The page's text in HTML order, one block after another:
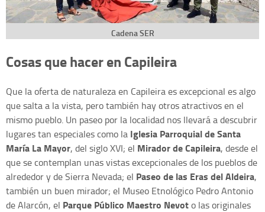
Cadena SER
Cosas que hacer en Capileira
Que la oferta de naturaleza en Capileira es excepcional es algo
que salta a la vista, pero también hay otros atractivos en el
mismo pueblo. Un paseo por la localidad nos llevará a descubrir
lugares tan especiales como la Iglesia Parroquial de Santa
María La Mayor, del siglo XVI; el Mirador de Capileira, desde el
que se contemplan unas vistas excepcionales de los pueblos de
alrededor y de Sierra Nevada; el Paseo de las Eras del Aldeira,
también un buen mirador; el Museo Etnológico Pedro Antonio
de Alarcón, el Parque Público Maestro Nevoto las originales